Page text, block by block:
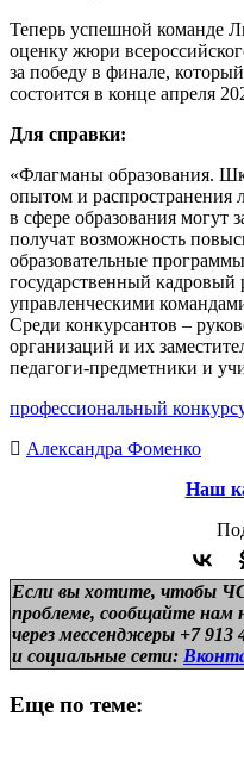
Теперь успешной команде
оценку жюри
за победу в финале,
состоится в конце апреля
Для справки:
«Флагманы образования.
опытом и распространения
в сфере образования могут
получат возможность
образовательные
государственный кадровый
управленческими
Среди конкурсантов –
организаций и их
педагоги-предметники и
профессиональный конкурс
Александра Фоменко
Наш
Если вы хотите, чтобы
проблеме, сообщайте нам
через мессенджеры +7
и социальные сети:
Еще по теме: